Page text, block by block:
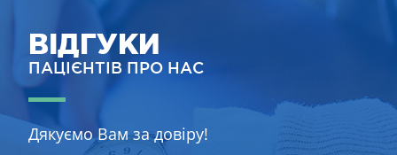
ВІДГУКИ
ПАЦІЄНТІВ ПРО НАС
Дякуємо Вам за довіру!